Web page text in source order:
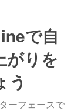
で自
がりを
う
ーフェースで